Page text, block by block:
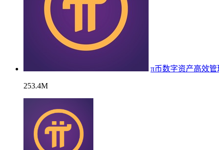
π币数字资产高效管
253.4M